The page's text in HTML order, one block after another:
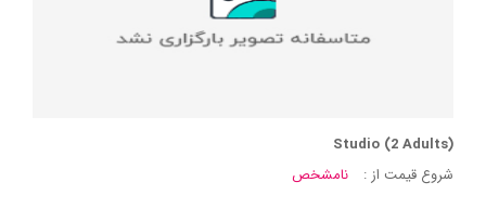
Studio (2 Adults)
شروع قیمت از :
نامشخص